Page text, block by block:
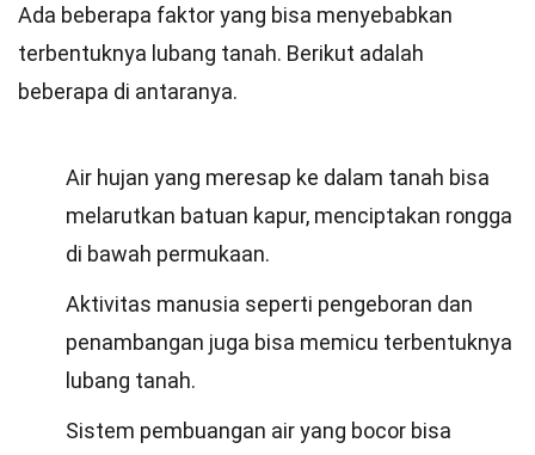
Ada beberapa faktor yang bisa menyebabkan
terbentuknya lubang tanah. Berikut adalah
beberapa di antaranya.
Air hujan yang meresap ke dalam tanah bisa
melarutkan batuan kapur, menciptakan rongga
di bawah permukaan.
Aktivitas manusia seperti pengeboran dan
penambangan juga bisa memicu terbentuknya
lubang tanah.
Sistem pembuangan air yang bocor bisa